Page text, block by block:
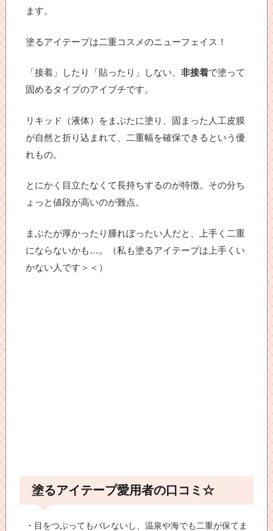
ます。
塗るアイテープは二重コスメのニューフェイス！
「接着」したり「貼ったり」しない、非接着で塗って
固めるタイプのアイプチです。
リキッド（液体）をまぶたに塗り、固まった人工皮膜
が自然と折り込まれて、二重幅を確保できるという優
れもの。
とにかく目立たなくて長持ちするのが特徴。その分ち
ょっと値段が高いのが難点。
まぶたが厚かったり腫れぼったい人だと、上手く二重
にならないかも…。（私も塗るアイテープは上手くい
かない人です＞＜）
塗るアイテープ愛用者の口コミ☆
・目をつぶってもバレないし、温泉や海でも二重が保てま